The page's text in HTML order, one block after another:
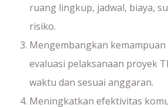
ruang lingkup, jadwal, biaya,
risiko.
Mengembangkan
evaluasi pelaksanaan proyek
waktu dan sesuai anggaran.
Meningkatkan efektivitas